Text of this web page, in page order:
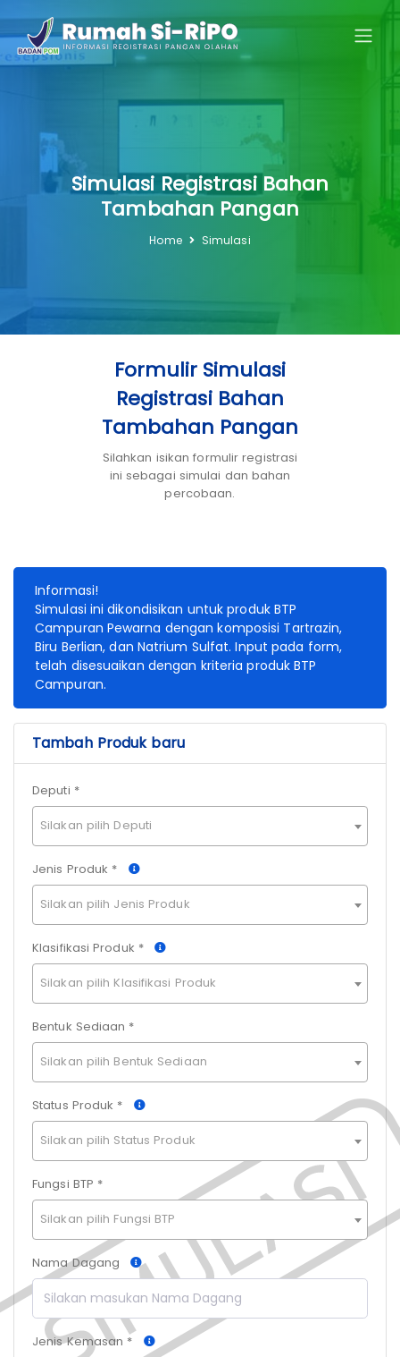
Simulasi Registrasi Bahan
Tambahan Pangan
Home Simulasi
Formulir Simulasi
Registrasi Bahan
Tambahan Pangan
Silahkan isikan formulir registrasi
ini sebagai simulai dan bahan
percobaan.
Informasi!
Simulasi ini dikondisikan untuk produk BTP
Campuran Pewarna dengan komposisi Tartrazin,
Biru Berlian, dan Natrium Sulfat. Input pada form,
telah disesuaikan dengan kriteria produk BTP
Campuran.
Tambah Produk baru
Deputi *
Silakan pilih Deputi
Jenis Produk *
Silakan pilih Jenis Produk
Klasifikasi Produk *
Silakan pilih Klasifikasi Produk
Bentuk Sediaan *
Silakan pilih Bentuk Sediaan
Status Produk *
Silakan pilih Status Produk
Fungsi BTP *
Silakan pilih Fungsi BTP
Nama Dagang
Jenis Kemasan *